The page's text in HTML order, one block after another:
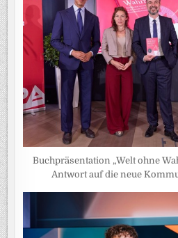
Buchpräsentation „Welt ohne
Antwort auf die neue